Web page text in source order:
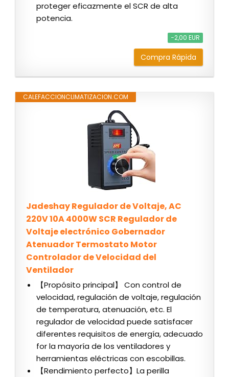
proteger eficazmente el SCR de alta
potencia.
−2,00 EUR
Compra Rápida
CALEFACCIONCLIMATIZACION.COM
Jadeshay Regulador de Voltaje, AC
220V 10A 4000W SCR Regulador de
Voltaje electrónico Gobernador
Atenuador Termostato Motor
Controlador de Velocidad del
Ventilador
【Propósito principal】 Con control de
velocidad, regulación de voltaje, regulación
de temperatura, atenuación, etc. El
regulador de velocidad puede satisfacer
diferentes requisitos de energía, adecuado
for la mayoría de los ventiladores y
herramientas eléctricas con escobillas.
【Rendimiento perfecto】La perilla